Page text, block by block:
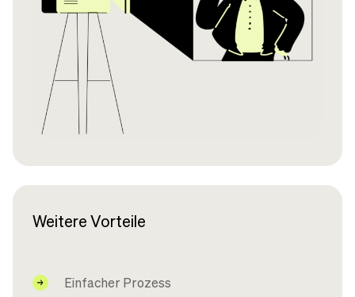
Weitere Vorteile
Einfacher Prozess